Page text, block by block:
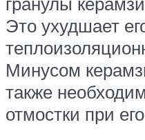
Это ухудшает
Минусом
также
отмостки при